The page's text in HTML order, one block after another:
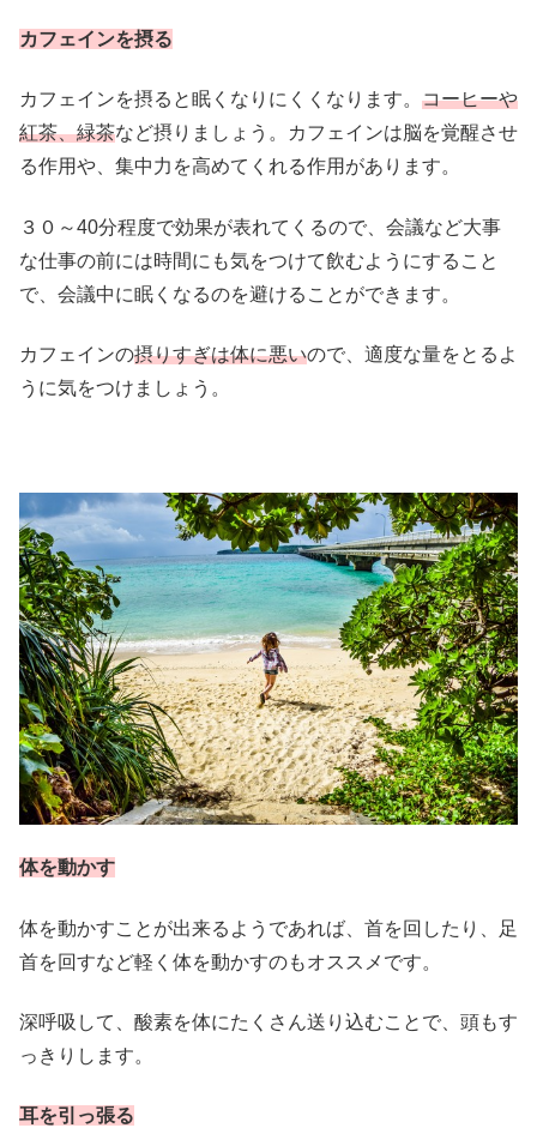
カフェインを摂る
カフェインを摂ると眠くなりにくくなります。 コーヒーや
紅茶、緑茶など摂りましょう。カフェインは脳を覚醒させ
る作用や、集中力を高めてくれる作用があります。
３０～40分程度で効果が表れてくるので、会議など大事
な仕事の前には時間にも気をつけて飲むようにすること
で、会議中に眠くなるのを避けることができます。
カフェインの摂りすぎは体に悪いので、適度な量をとるよ
うに気をつけましょう。
体を動かす
体を動かすことが出来るようであれば、首を回したり、足
首を回すなど軽く体を動かすのもオススメです。
深呼吸して、酸素を体にたくさん送り込むことで、頭もす
っきりします。
耳を引っ張る